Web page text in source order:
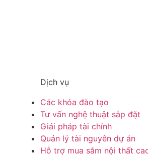
Dịch vụ
Các khóa đào tạo
Tư vấn nghệ thuật sắp đặt
Giải pháp tài chính
Quản lý tài nguyên dự án
Hỗ trợ mua sắm nội thất